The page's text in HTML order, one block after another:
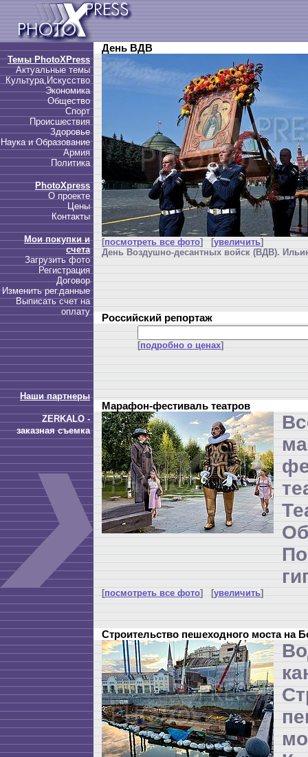
Темы PhotoXPress
Актуальные темы
Культура,Искусство
Экономика
Общество
Спорт
Происшествия
Здоровье
Наука и Образование
Армия
Политика
PhotoXpress
О проекте
Цены
Контакты
Мои покупки и
счета
Загрузить фото
Регистрация
Договор
Изменить рег.данные
Выписать счет на
оплату
Наши партнеры
ZERKALO -
заказная съемка
День ВДВ
[посмотреть все фото] [увеличить]
День Воздушно-десантных войск (ВДВ).
Российский репортаж
[подробно о ценах]
Марафон-фестиваль театров
[посмотреть все фото] [увеличить]
Строительство пешеходного моста на